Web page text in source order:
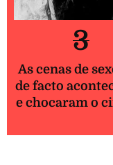
3
As cenas de
de facto
e chocaram o